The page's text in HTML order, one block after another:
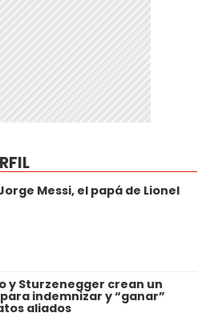
Messi, el papá de Lionel
y Sturzenegger crean un
indemnizar y “ganar”
aliados